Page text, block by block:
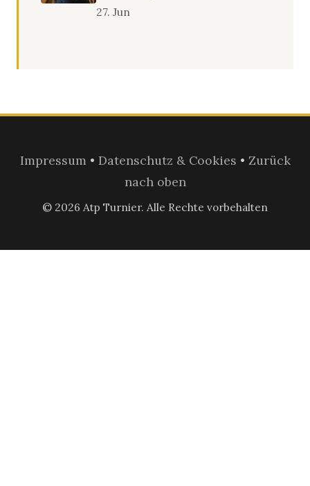
27. Jun
Impressum• Datenschutz & Cookies • Zurück
nach oben
© 2026 Atp Turnier. Alle Rechte vorbehalten